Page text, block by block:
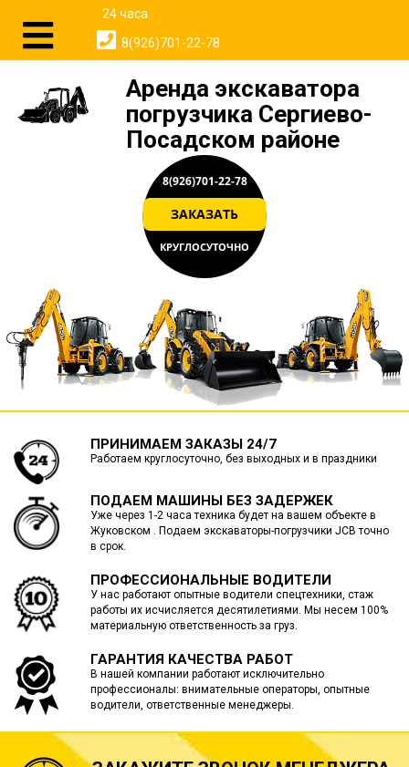
Аренда экскаватора
погрузчика Сергиево-
Посадском районе
8(926)701-22-78
ЗАКАЗАТЬ
КРУГЛОСУТОЧНО
24 часа
8(926)701-22-78
ПРИНИМАЕМ ЗАКАЗЫ 24/7
Работаем круглосуточно, без выходных и в праздники
ПОДАЕМ МАШИНЫ БЕЗ ЗАДЕРЖЕК
Уже через 1-2 часа техника будет на вашем объекте в
Жуковском . Подаем экскаваторы-погрузчики JCB точно
в срок.
ПРОФЕССИОНАЛЬНЫЕ ВОДИТЕЛИ
У нас работают опытные водители спецтехники, стаж
работы их исчисляется десятилетиями. Мы несем 100%
материальную ответственность за груз.
ГАРАНТИЯ КАЧЕСТВА РАБОТ
В нашей компании работают исключительно
профессионалы: внимательные операторы, опытные
водители, ответственные менеджеры.